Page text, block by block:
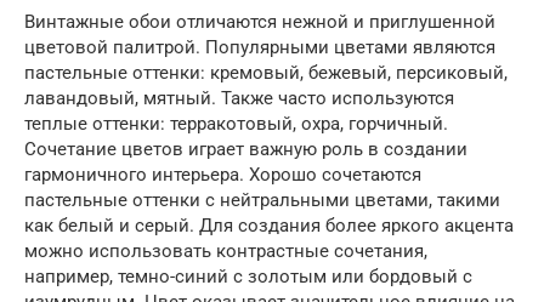
Винтажные обои отличаются нежной и приглушенной
цветовой палитрой. Популярными цветами являются
пастельные оттенки: кремовый, бежевый, персиковый,
лавандовый, мятный. Также часто используются
теплые оттенки: терракотовый, охра, горчичный.
Сочетание цветов играет важную роль в создании
гармоничного интерьера. Хорошо сочетаются
пастельные оттенки с нейтральными цветами, такими
как белый и серый. Для создания более яркого акцента
можно использовать контрастные сочетания,
например, темно-синий с золотым или бордовый с